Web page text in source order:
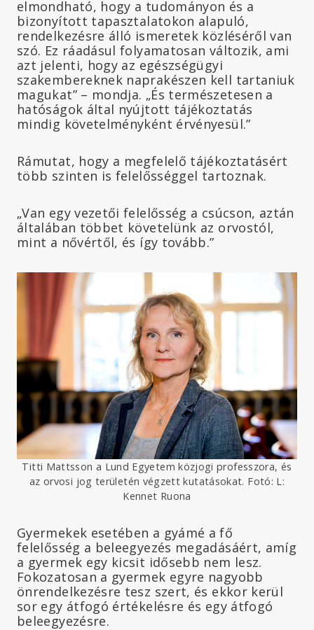
elmondható, hogy a tudományon és a
bizonyított tapasztalatokon alapuló,
rendelkezésre álló ismeretek közléséről van
szó. Ez ráadásul folyamatosan változik, ami
azt jelenti, hogy az egészségügyi
szakembereknek naprakészen kell tartaniuk
magukat” – mondja. „És természetesen a
hatóságok által nyújtott tájékoztatás
mindig követelményként érvényesül.”
Rámutat, hogy a megfelelő tájékoztatásért
több szinten is felelősséggel tartoznak.
„Van egy vezetői felelősség a csúcson, aztán
általában többet követelünk az orvostól,
mint a nővértől, és így tovább.”
Titti Mattsson a Lund Egyetem közjogi professzora, és
az orvosi jog területén végzett kutatásokat. Fotó: L:
Kennet Ruona
Gyermekek esetében a gyámé a fő
felelősség a beleegyezés megadásáért, amíg
a gyermek egy kicsit idősebb nem lesz.
Fokozatosan a gyermek egyre nagyobb
önrendelkezésre tesz szert, és ekkor kerül
sor egy átfogó értékelésre és egy átfogó
beleegyezésre.